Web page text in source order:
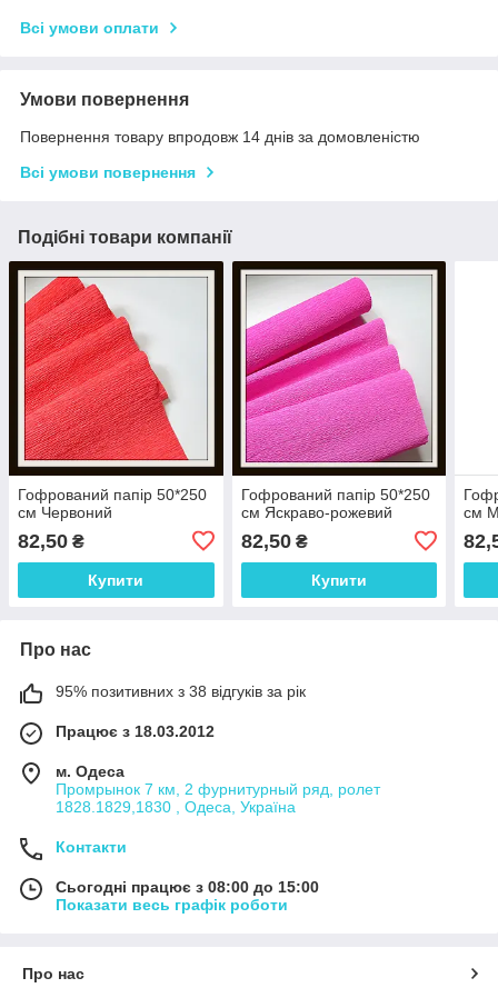
Всі умови оплати
Умови повернення
Повернення товару впродовж 14 днів за домовленістю
Всі умови повернення
Подібні товари компанії
Гофрований папір 50*250
см Червоний
82,50 ₴
Купити
Гофрований папір 50*250
см Яскраво-рожевий
82,50₴
Купити
см
Про нас
95% позитивних з 38 відгуків за рік
Працює з 18.03.2012
м. Одеса
Промрынок 7 км, 2 фурнитурный ряд, ролет
1828.1829,1830 , Одеса, Україна
Контакти
Сьогодні працює з 08:00 до 15:00
Показати весь графік роботи
Про нас